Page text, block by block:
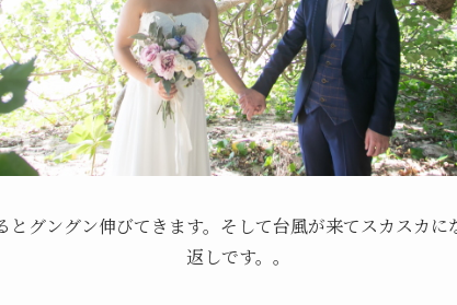
グングン伸びてきます。そして台風が来てスカスカに
返しです。。